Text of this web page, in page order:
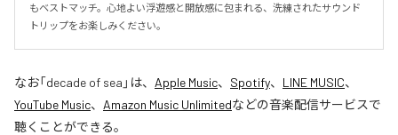
もベストマッチ。心地よい浮遊感と開放感に包まれる、洗練されたサウンド
トリップをお楽しみください。
なお「decade of sea 」は、 Apple Music、 Spotify、 LINE MUSIC、
YouTube Music、 Amazon Music Unlimitedなどの音楽配信サービスで
聴くことができる。